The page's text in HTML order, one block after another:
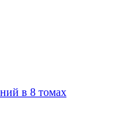
в 8 томах